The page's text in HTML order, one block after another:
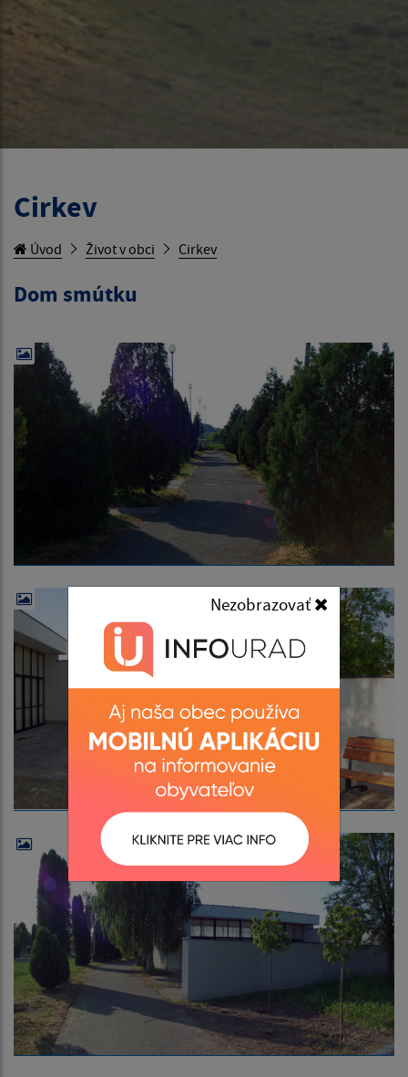
Nezobrazovať
Cirkev
Úvod Život v obci Cirkev
Dom smútku